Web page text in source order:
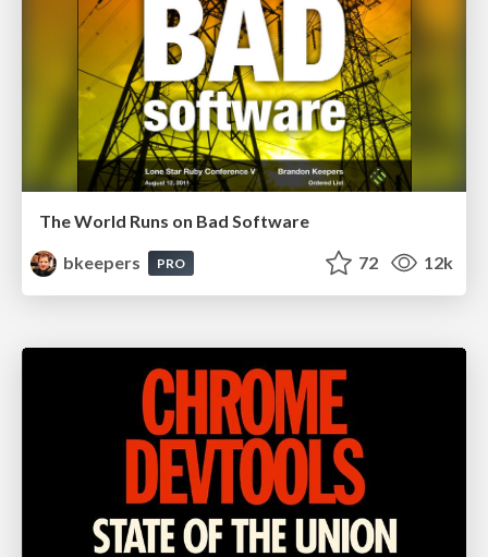
The World Runs on Bad Software
bkeepers
PRO 72 12k